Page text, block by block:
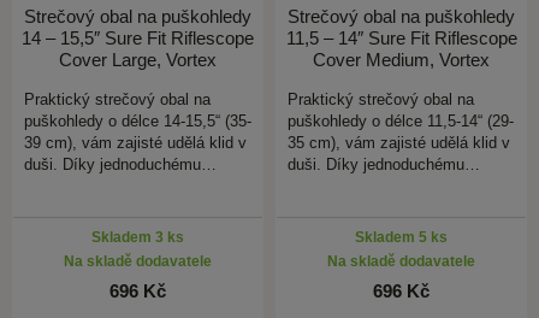
Strečový obal na puškohledy
14 – 15,5″ Sure Fit Riflescope
Cover Large, Vortex
Praktický strečový obal na
puškohledy o délce 14-15,5“ (35-
39 cm), vám zajisté udělá klid v
duši. Díky jednoduchému…
Skladem 3 ks
Na skladě dodavatele
696 Kč
Strečový obal na puškohledy
11,5 – 14″ Sure Fit Riflescope
Cover Medium, Vortex
Praktický strečový obal na
puškohledy o délce 11,5-14“ (29-
35 cm), vám zajisté udělá klid v
duši. Díky jednoduchému…
Skladem 5 ks
Na skladě dodavatele
696 Kč